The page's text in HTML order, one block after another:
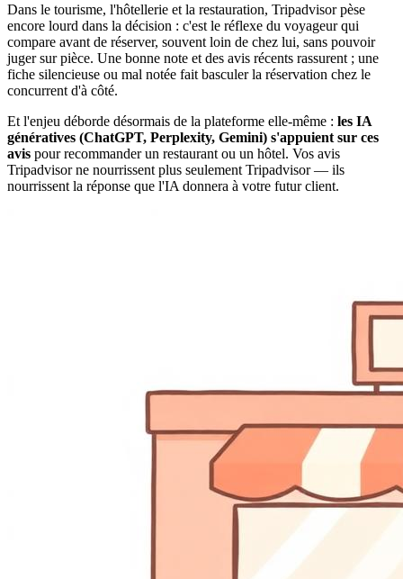
Dans le tourisme, l'hôtellerie et la restauration, Tripadvisor pèse
encore lourd dans la décision : c'est le réflexe du voyageur qui
compare avant de réserver, souvent loin de chez lui, sans pouvoir
juger sur pièce. Une bonne note et des avis récents rassurent ; une
fiche silencieuse ou mal notée fait basculer la réservation chez le
concurrent d'à côté.
Et l'enjeu déborde désormais de la plateforme elle-même : les IA
génératives (ChatGPT, Perplexity, Gemini) s'appuient sur ces
avis pour recommander un restaurant ou un hôtel. Vos avis
Tripadvisor ne nourrissent plus seulement Tripadvisor — ils
nourrissent la réponse que l'IA donnera à votre futur client.